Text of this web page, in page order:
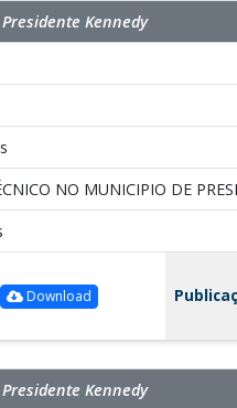
Kennedy
NO MUNICIPIO DE
Download
Kennedy